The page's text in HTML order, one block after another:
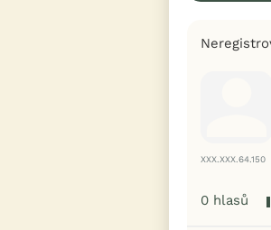
XXX.XXX.64.150
0 hlasů